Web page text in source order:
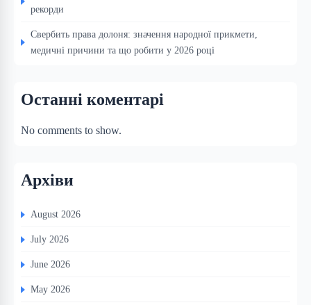
рекорди
Свербить права долоня: значення народної прикмети,
медичні причини та що робити у 2026 році
Останні коментарі
No comments to show.
Архіви
August 2026
July 2026
June 2026
May 2026